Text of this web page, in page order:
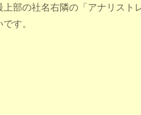
部の社名右隣の「アナリス
す。